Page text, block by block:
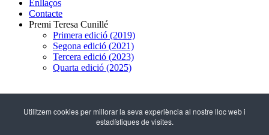
Enllaços
Contacte
Premi Teresa Cunillé
Primera edició (2019)
Segona edició (2021)
Tercera edició (2023)
Quarta edició (2025)
Utilitzem cookies per millorar la seva experiència al nostre lloc web i
estadístiques de visites.